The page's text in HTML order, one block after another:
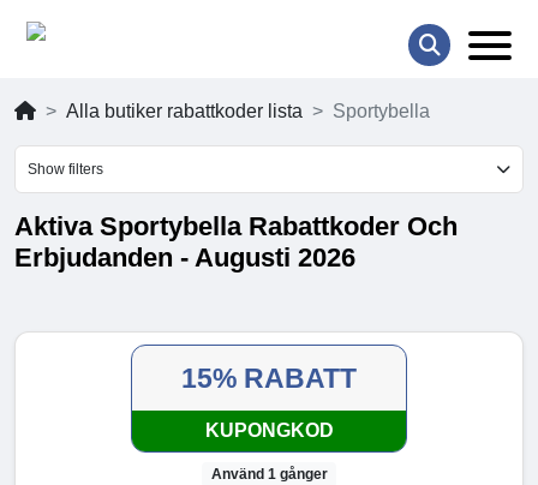
Alla butiker rabattkoder lista Sportybella
Show filters
Aktiva Sportybella Rabattkoder Och
Erbjudanden - Augusti 2026
15% RABATT
KUPONGKOD
Använd 1 gånger